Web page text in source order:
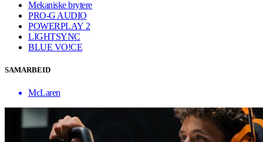
Mekaniske brytere
PRO-G AUDIO
POWERPLAY 2
LIGHTSYNC
BLUE VO!CE
SAMARBEID
McLaren